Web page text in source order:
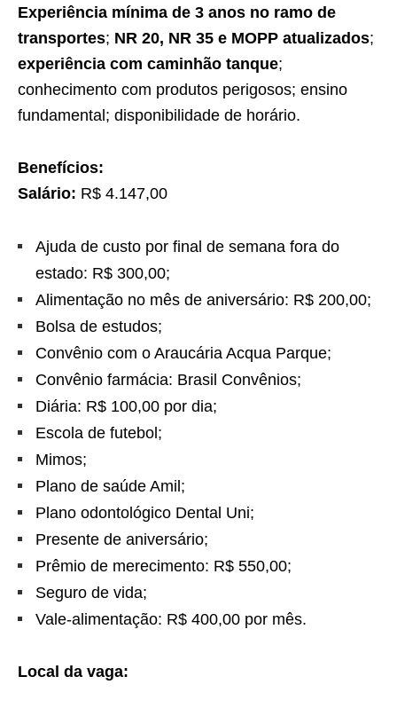
Experiência mínima de 3 anos no ramo de
transportes; NR 20, NR 35 e MOPP atualizados;
experiência com caminhão tanque;
conhecimento com produtos perigosos; ensino
fundamental; disponibilidade de horário.
Benefícios:
Salário: R$ 4.147,00
Ajuda de custo por final de semana fora do
estado: R$ 300,00;
Alimentação no mês de aniversário: R$ 200,00;
Bolsa de estudos;
Convênio com o Araucária Acqua Parque;
Convênio farmácia: Brasil Convênios;
Diária: R$ 100,00 por dia;
Escola de futebol;
Mimos;
Plano de saúde Amil;
Plano odontológico Dental Uni;
Presente de aniversário;
Prêmio de merecimento: R$ 550,00;
Seguro de vida;
Vale-alimentação: R$ 400,00 por mês.
Local da vaga: